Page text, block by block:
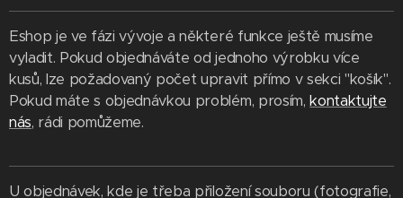
Eshop je ve fázi vývoje a některé funkce ještě musíme
vyladit. Pokud objednáváte od jednoho výrobku více
kusů, lze požadovaný počet upravit přímo v sekci "košík".
Pokud máte s objednávkou problém, prosím,kontaktujte
nás, rádi pomůžeme.
U objednávek, kde je třeba přiložení souboru (fotografie,